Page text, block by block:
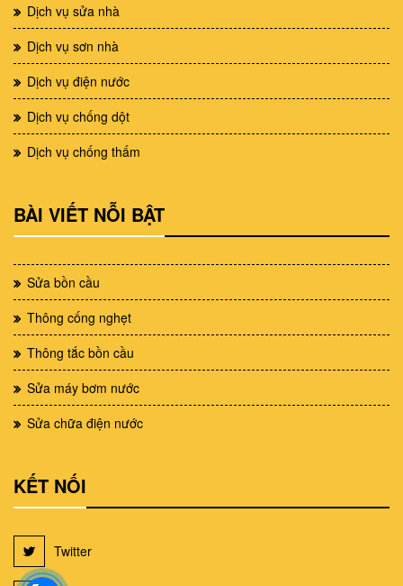
Dịch vụ sửa nhà
Dịch vụ sơn nhà
Dịch vụ điện nước
Dịch vụ chống dột
Dịch vụ chống thấm
BÀI VIẾT NỖI BẬT
Sửa bồn cầu
Thông cống nghẹt
Thông tắc bồn cầu
Sửa máy bơm nước
Sửa chữa điện nước
KẾT NỐI
Twitter